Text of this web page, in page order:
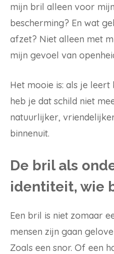
mijn bril alleen voor
bescherming? En wat
afzet? Niet alleen met
mijn gevoel van
Het mooie is: als je
heb je dat schild niet
natuurlijker,
binnenuit.
De bril als
identiteit, wie
Een bril is niet zomaar
mensen zijn gaan
Zoals een snor. Of een